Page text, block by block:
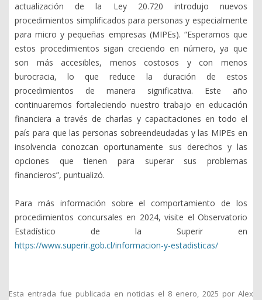
actualización de la Ley 20.720 introdujo nuevos
procedimientos simplificados para personas y especialmente
para micro y pequeñas empresas (MIPEs). “Esperamos que
estos procedimientos sigan creciendo en número, ya que
son más accesibles, menos costosos y con menos
burocracia, lo que reduce la duración de estos
procedimientos de manera significativa. Este año
continuaremos fortaleciendo nuestro trabajo en educación
financiera a través de charlas y capacitaciones en todo el
país para que las personas sobreendeudadas y las MIPEs en
insolvencia conozcan oportunamente sus derechos y las
opciones que tienen para superar sus problemas
financieros”, puntualizó.
Para más información sobre el comportamiento de los
procedimientos concursales en 2024, visite el Observatorio
Estadístico de la Superir en
https://www.superir.gob.cl/informacion-y-estadisticas/
Esta entrada fue publicada en noticias el 8 enero, 2025 por Alex